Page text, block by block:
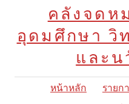
คลังจดห
อุดมศึกษา วิ
และน
หน้าหลัก รายก